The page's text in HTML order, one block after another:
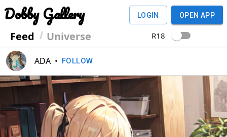
Dobby Gallery
Feed Universe
LOGIN OPEN APP
R18
ADA • FOLLOW